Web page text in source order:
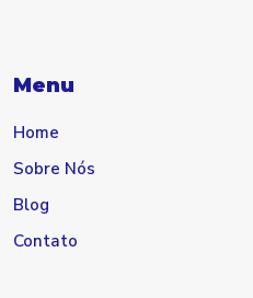
Menu
Home
Sobre Nós
Blog
Contato